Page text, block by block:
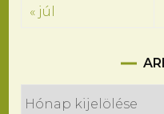
« júl
Arhívum